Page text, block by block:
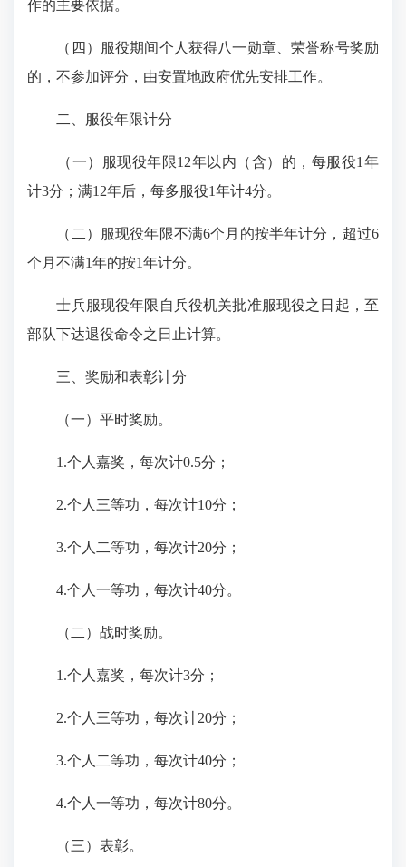
作的主要依据。
（四）服役期间个人获得八一勋章、荣誉称号奖励
的，不参加评分，由安置地政府优先安排工作。
二、服役年限计分
（一）服现役年限12年以内（含）的，每服役1年
计3分；满12年后，每多服役1年计4分。
（二）服现役年限不满6个月的按半年计分，超过6
个月不满1年的按1年计分。
士兵服现役年限自兵役机关批准服现役之日起，至
部队下达退役命令之日止计算。
三、奖励和表彰计分
（一）平时奖励。
1.个人嘉奖，每次计0.5分；
2.个人三等功，每次计10分；
3.个人二等功，每次计20分；
4.个人一等功，每次计40分。
（二）战时奖励。
1.个人嘉奖，每次计3分；
2.个人三等功，每次计20分；
3.个人二等功，每次计40分；
4.个人一等功，每次计80分。
（三）表彰。